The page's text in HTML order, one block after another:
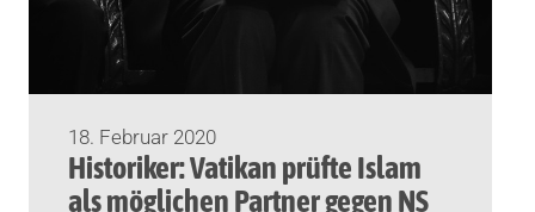
18. Februar 2020
Historiker: Vatikan prüfte Islam
als möglichen Partner gegen NS